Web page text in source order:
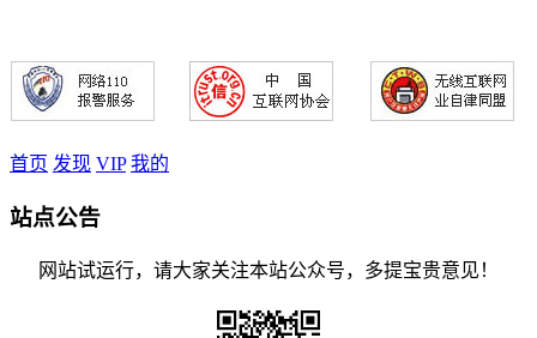
首页 发现 VIP 我的
站点公告
网站试运行，请大家关注本站公众号，多提宝贵意见！